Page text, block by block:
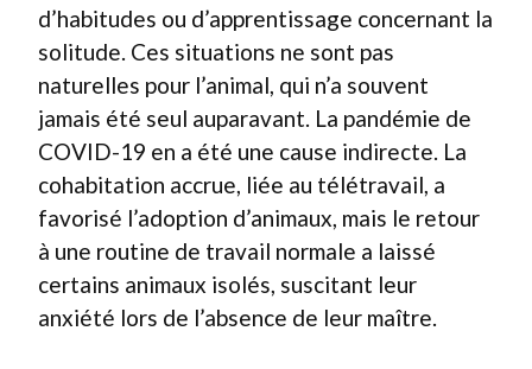
d’habitudes ou d’apprentissage concernant la
solitude. Ces situations ne sont pas
naturelles pour l’animal, qui n’a souvent
jamais été seul auparavant. La pandémie de
COVID-19 en a été une cause indirecte. La
cohabitation accrue, liée au télétravail, a
favorisé l’adoption d’animaux, mais le retour
à une routine de travail normale a laissé
certains animaux isolés, suscitant leur
anxiété lors de l’absence de leur maître.